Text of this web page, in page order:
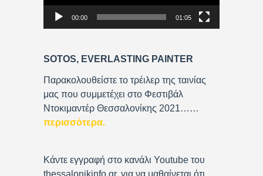
P
e
r
00:00 01:05
SOTOS, EVERLASTING PAINTER
Παρακολουθείστε το τρέιλερ της ταινίας
μας που συμμετέχει στο Φεστιβάλ
Ντοκιμαντέρ Θεσσαλονίκης 2021……
περισσότερα.
Κάντε εγγραφή στο κανάλι Youtube του